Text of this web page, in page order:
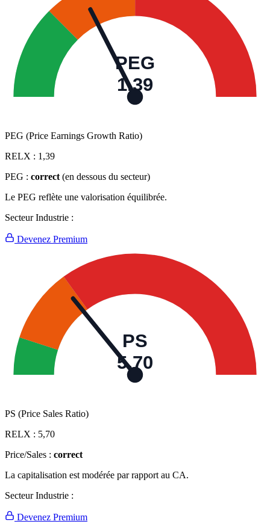
PEG
1,39
PEG (Price Earnings Growth Ratio)
RELX : 1,39
PEG : correct (en dessous du secteur)
Le PEG reflète une valorisation équilibrée.
Secteur Industrie :
Devenez Premium
PS
5,70
PS (Price Sales Ratio)
RELX : 5,70
Price/Sales : correct
La capitalisation est modérée par rapport au CA.
Secteur Industrie :
Devenez Premium